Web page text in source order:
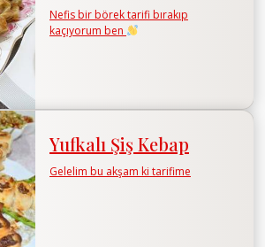
Nefis bir börek tarifi bırakıp
kaçıyorum ben
Yufkalı Şiş Kebap
Gelelim bu akşam ki tarifime